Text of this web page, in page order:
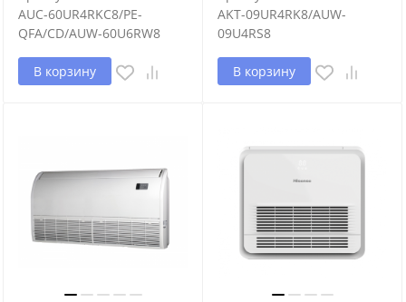
AUC-60UR4RKC8/PE-
QFA/CD/AUW-60U6RW8
В корзину
AKT-09UR4RK8/AUW-
09U4RS8
В корзину